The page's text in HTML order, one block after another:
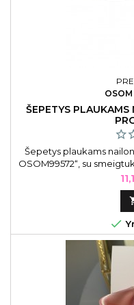
ŠEPETYS
Šepetys plaukams
OSOM99572“, su
visas puses
plaukai yra švelniai
taip sumažinant
atrodančių plaukų
